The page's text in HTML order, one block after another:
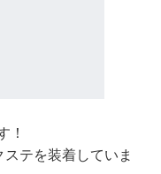
！
テを装着していま